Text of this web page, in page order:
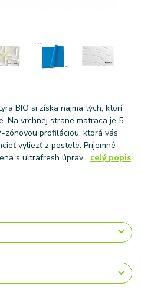
BIO si získa najmä tých, ktorí
Na vrchnej strane matraca je 5
zónovou profiláciou, ktorá vás
vyliezť z postele. Príjemné
s ultrafresh úprav... celý popis